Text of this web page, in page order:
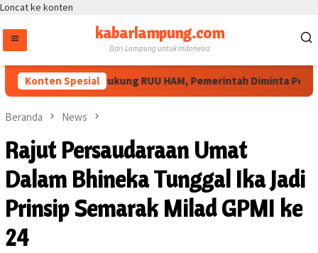
Loncat ke konten
kabarlampung.com
Dari Lampung untuk Indonesia
Konten Spesial
Masyarakat Sipil Dukung RUU HAM, Pemerintah Diminta Perluas
Beranda News
Rajut Persaudaraan Umat
Dalam Bhineka Tunggal Ika Jadi
Prinsip Semarak Milad GPMI ke
24